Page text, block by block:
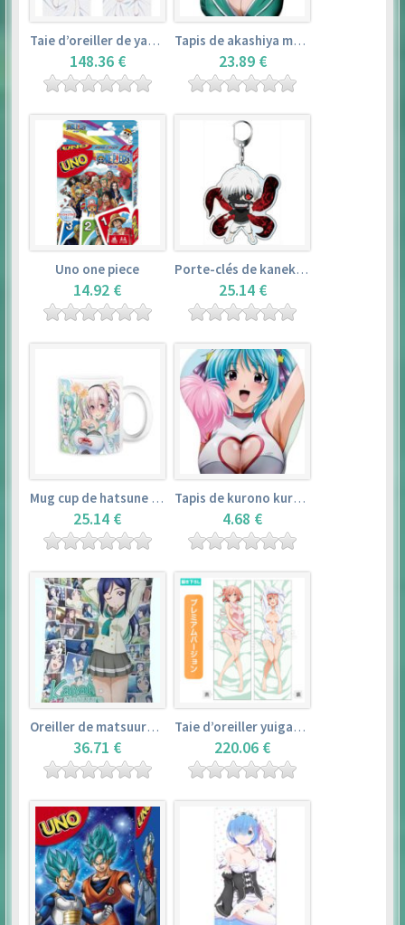
Taie d’oreiller de yamada elf – eromanga sensei
148.36 €
Tapis de akashiya moka – rosario + vampire
23.89 €
Uno one piece
14.92 €
Porte-clés de kaneki ken – tokyo ghoul
25.14 €
Mug cup de hatsune miku & super sonico – vocaloid
25.14 €
Tapis de kurono kurumu – rosario + vampire
4.68 €
Oreiller de matsuura kanan (35cm×53cm) – love live! sunshine!!
36.71 €
Taie d’oreiller yuigahama yui (50cm×150cm) – yahari ore no seishun love comedy wa machigatteiru. zoku
220.06 €